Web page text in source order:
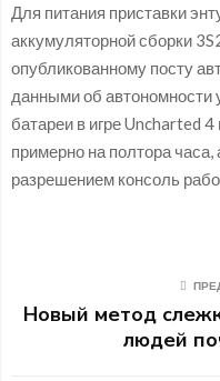
Для питания приставки
аккумуляторной сборки
опубликованному посту
данными об автономности
батареи в игре Uncharted
примерно на полтора
разрешением консоль
Новый метод
людей